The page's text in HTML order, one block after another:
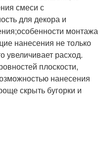
смеси с
для декора и
монтажа
нанесения не только
увеличивает расход.
плоскости,
нанесения
скрыть бугорки и